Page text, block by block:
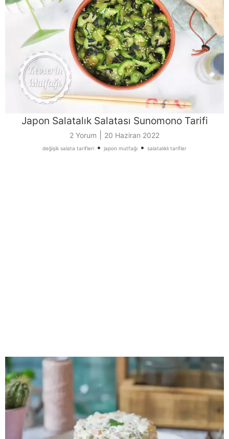
Japon Salatalık Salatası Sunomono Tarifi
2 Yorum 20 Haziran 2022
değişik salata tarifleri • japon mutfağı • salatalıklı tarifler